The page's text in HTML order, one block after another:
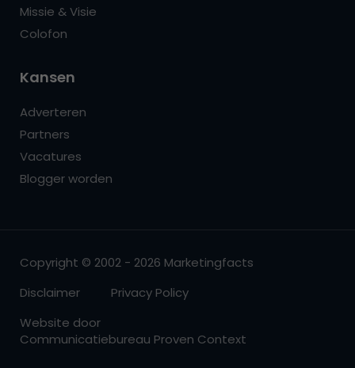
Missie & Visie
Colofon
Kansen
Adverteren
Partners
Vacatures
Blogger worden
Copyright © 2002 - 2026 Marketingfacts
Disclaimer
Privacy Policy
Website door
Communicatiebureau Proven Context